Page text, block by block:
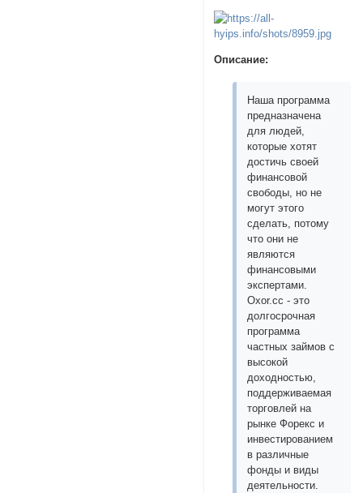
Описание:
Наша программа
предназначена
для людей,
которые хотят
достичь своей
финансовой
свободы, но не
могут этого
сделать, потому
что они не
являются
финансовыми
экспертами.
Oxor.cc - это
долгосрочная
программа
частных займов с
высокой
доходностью,
поддерживаемая
торговлей на
рынке Форекс и
инвестированием
в различные
фонды и виды
деятельности.